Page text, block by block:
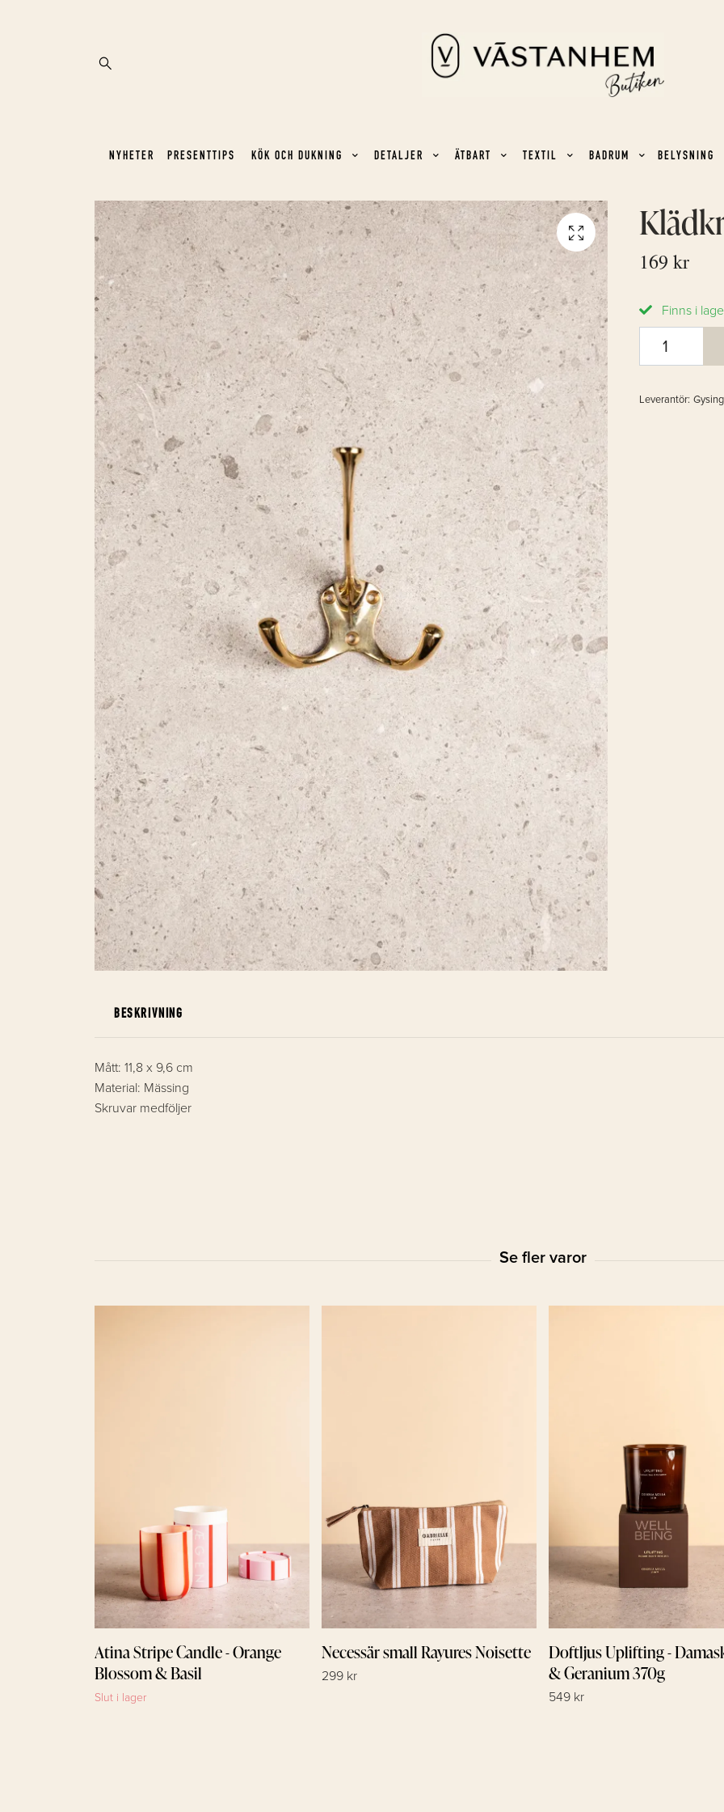
NYHETER PRESENTTIPS KÖK OCH DUKNING DETALJER ÄTBART TEXTIL BADRUM BELYSNING
169 kr
Finns i
Leverantör:
BESKRIVNING
Mått: 11,8 x 9,6 cm
Material: Mässing
Skruvar medföljer
Atina Stripe Candle - Orange
Blossom & Basil
Slut i lager
Necessär small Rayures Noisette
299 kr
Doftljus Uplifting -
& Geranium 370g
549 kr